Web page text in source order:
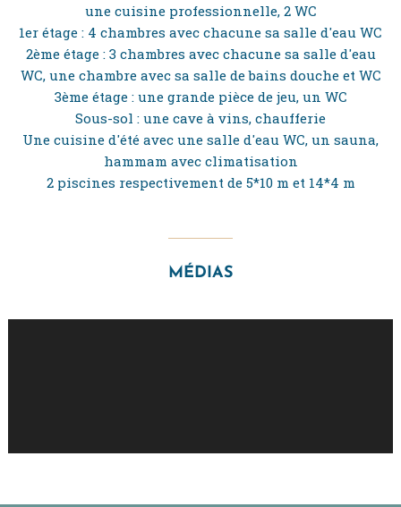
une cuisine professionnelle, 2 WC
1er étage : 4 chambres avec chacune sa salle d'eau WC
2ème étage : 3 chambres avec chacune sa salle d'eau
WC, une chambre avec sa salle de bains douche et WC
3ème étage : une grande pièce de jeu, un WC
Sous-sol : une cave à vins, chaufferie
Une cuisine d'été avec une salle d'eau WC, un sauna,
hammam avec climatisation
2 piscines respectivement de 5*10 m et 14*4 m
MÉDIAS